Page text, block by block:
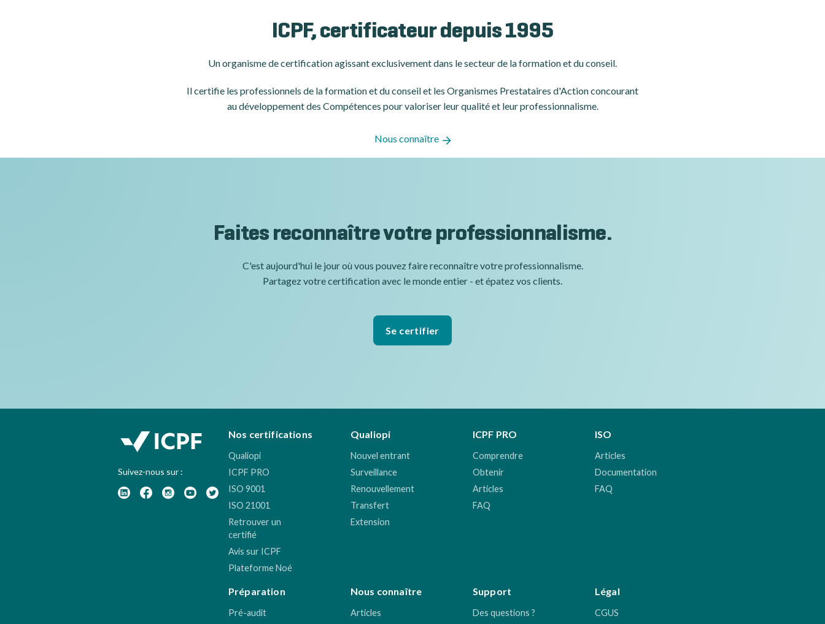
ICPF, certificateur depuis 1995
Un organisme de certificationagissant exclusivement dans le secteur de la formation et du conseil.
Il certifie les professionnels de la formation et du conseil et les Organismes Prestataires d'Action concourant
au développement des Compétences pour valoriser leur qualité et leur professionnalisme.
Nous connaître
Faites reconnaître votre professionnalisme.
C'est aujourd'hui le jour où vous pouvez faire reconnaître votre professionnalisme.
Partagez votre certification avec le monde entier - et épatez vos clients.
Se certifier
Suivez-nous sur :
Nos certifications
Qualiopi
ICPF PRO
ISO 9001
ISO 21001
Retrouver un
certifié
Avis sur ICPF
Plateforme Noé
Qualiopi
Nouvel entrant
Surveillance
Renouvellement
Transfert
Extension
ICPF PRO
Comprendre
Obtenir
Articles
FAQ
ISO
Articles
Documentation
FAQ
Préparation
Pré-audit
Nous connaître
Articles
Support
Des questions ?
Légal
CGUS